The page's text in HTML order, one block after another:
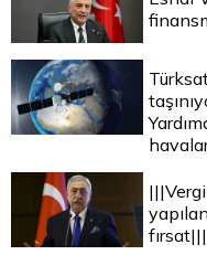
fırsat|||